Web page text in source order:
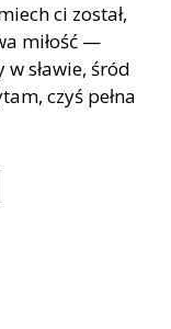
ci został,
miłość —
w sławie, śród
czyś pełna